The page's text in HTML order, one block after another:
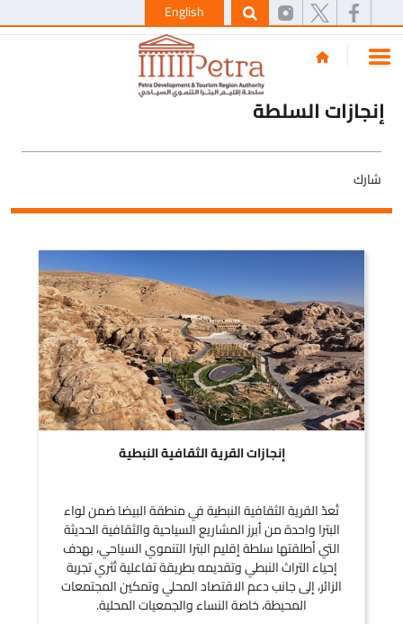
English
إنجازات السلطة
شارك
إنجازات القرية الثقافية النبطية
تُعدّ القرية الثقافية النبطية في منطقة البيضا ضمن لواء
البترا واحدة من أبرز المشاريع السياحية والثقافية الحديثة
التي أطلقتها سلطة إقليم البترا التنموي السياحي، بهدف
إحياء التراث النبطي وتقديمه بطريقة تفاعلية تُثري تجربة
الزائر، إلى جانب دعم الاقتصاد المحلي وتمكين المجتمعات
المحيطة، خاصة النساء والجمعيات المحلية.